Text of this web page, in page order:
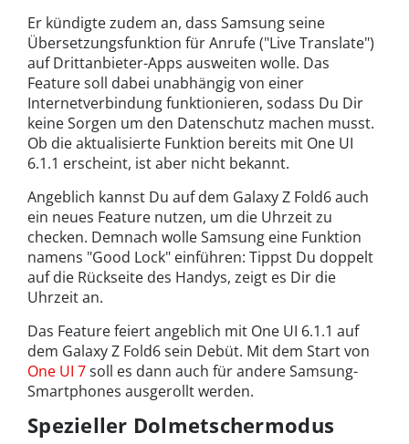
Er kündigte zudem an, dass Samsung seine
Übersetzungsfunktion für Anrufe ("Live Translate")
auf Drittanbieter-Apps ausweiten wolle. Das
Feature soll dabei unabhängig von einer
Internetverbindung funktionieren, sodass Du Dir
keine Sorgen um den Datenschutz machen musst.
Ob die aktualisierte Funktion bereits mit One UI
6.1.1 erscheint, ist aber nicht bekannt.
Angeblich kannst Du auf dem Galaxy Z Fold6 auch
ein neues Feature nutzen, um die Uhrzeit zu
checken. Demnach wolle Samsung eine Funktion
namens "Good Lock" einführen: Tippst Du doppelt
auf die Rückseite des Handys, zeigt es Dir die
Uhrzeit an.
Das Feature feiert angeblich mit One UI 6.1.1 auf
dem Galaxy Z Fold6 sein Debüt. Mit dem Start von
One UI 7soll es dann auch für andere Samsung-
Smartphones ausgerollt werden.
Spezieller Dolmetschermodus